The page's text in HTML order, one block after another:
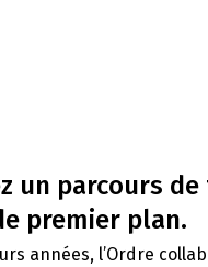
un parcours
premier plan.
années, l’Ordre